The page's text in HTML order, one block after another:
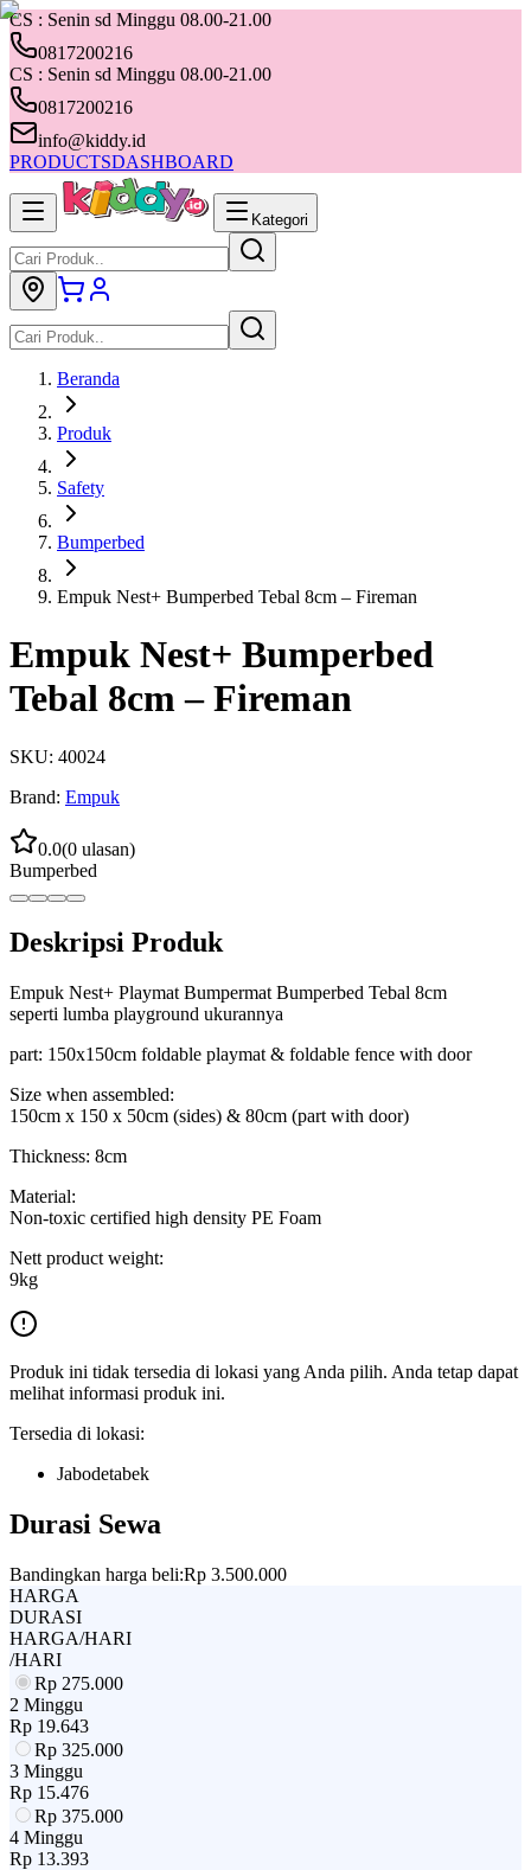
CS : Senin sd Minggu 08.00-21.00
0817200216
CS : Senin sd Minggu 08.00-21.00
0817200216
info@kiddy.id
PRODUCTSDASHBOARD
Kategori
Beranda
Produk
Safety
Bumperbed
Empuk Nest+ Bumperbed Tebal 8cm – Fireman
Empuk Nest+ Bumperbed
Tebal 8cm – Fireman
SKU: 40024
Brand: Empuk
0.0(0 ulasan)
Bumperbed
Deskripsi Produk
Empuk Nest+ Playmat Bumpermat Bumperbed Tebal 8cm
seperti lumba playground ukurannya
part: 150x150cm foldable playmat & foldable fence with door
Size when assembled:
150cm x 150 x 50cm (sides) & 80cm (part with door)
Thickness: 8cm
Material:
Non-toxic certified high density PE Foam
Nett product weight:
9kg
Produk ini tidak tersedia di lokasi yang Anda pilih. Anda tetap dapat
melihat informasi produk ini.
Tersedia di lokasi:
Jabodetabek
Durasi Sewa
Bandingkan harga beli:Rp 3.500.000
HARGA
DURASI
HARGA/HARI
/HARI
Rp 275.000
2 Minggu
Rp 19.643
Rp 325.000
3 Minggu
Rp 15.476
Rp 375.000
4 Minggu
Rp 13.393